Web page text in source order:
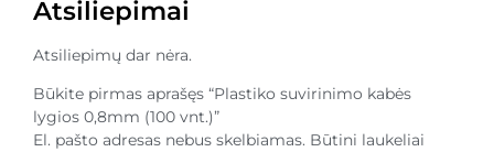
Atsiliepimai
Atsiliepimų dar nėra.
Būkite pirmas aprašęs “Plastiko suvirinimo kabės
lygios 0,8mm (100 vnt.)”
El. pašto adresas nebus skelbiamas. Būtini laukeliai